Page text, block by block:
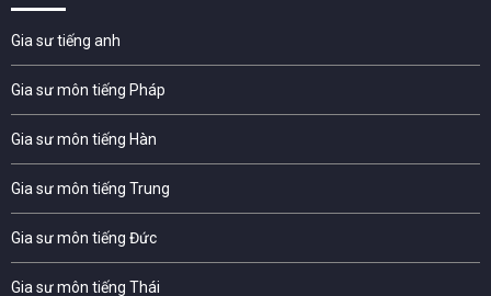
Gia sư tiếng anh
Gia sư môn tiếng Pháp
Gia sư môn tiếng Hàn
Gia sư môn tiếng Trung
Gia sư môn tiếng Đức
Gia sư môn tiếng Thái